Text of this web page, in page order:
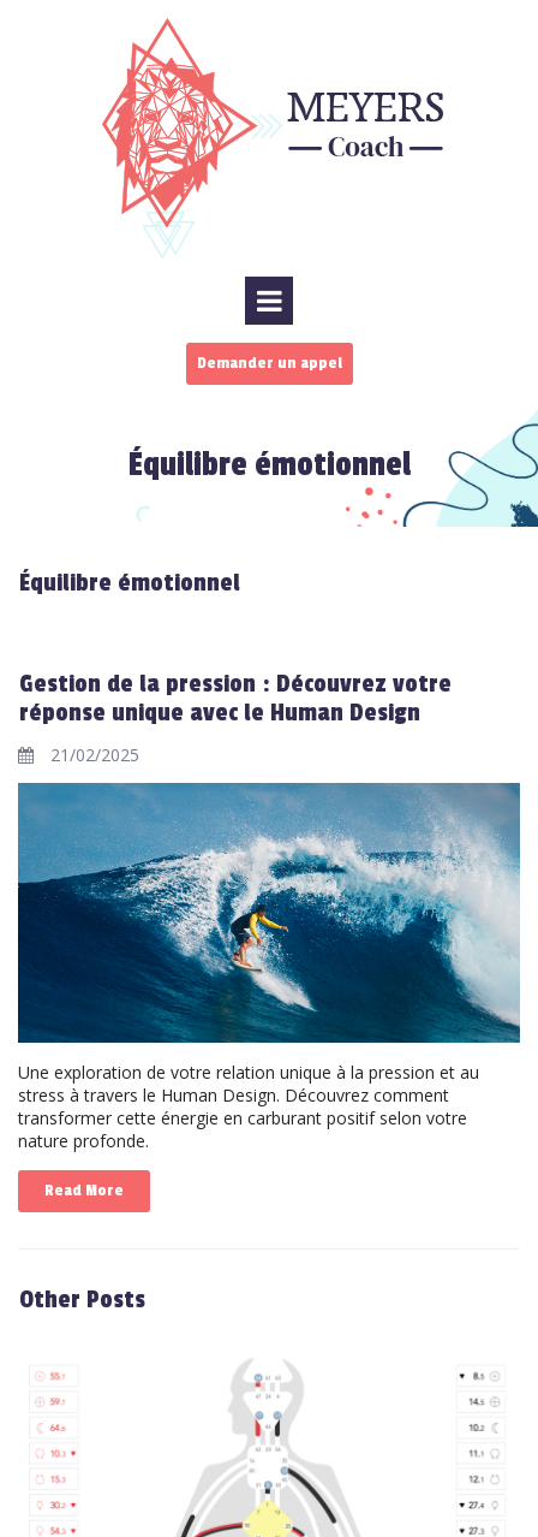
Demander un appel
Équilibre émotionnel
Équilibre émotionnel
Gestion de la pression : Découvrez votre
réponse unique avec le Human Design
21/02/2025
Une exploration de votre relation unique à la pression et au
stress à travers le Human Design. Découvrez comment
transformer cette énergie en carburant positif selon votre
nature profonde.
Read More
Other Posts